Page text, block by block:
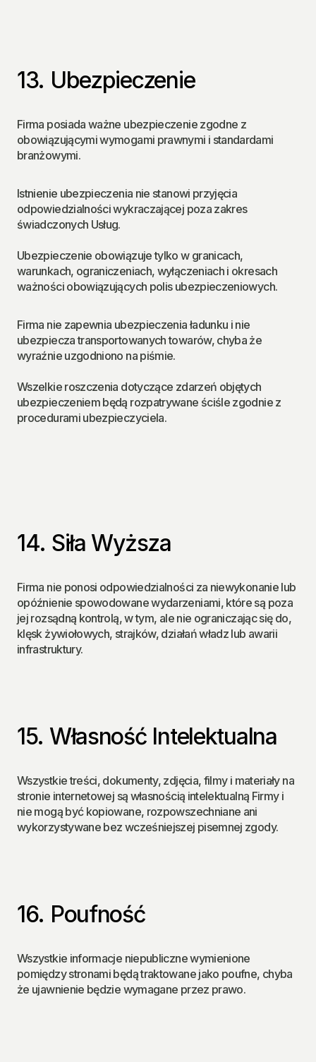
13. Ubezpieczenie
Firma posiada ważne ubezpieczenie zgodne z
obowiązującymi wymogami prawnymi i standardami
branżowymi.
Istnienie ubezpieczenia nie stanowi przyjęcia
odpowiedzialności wykraczającej poza zakres
świadczonych Usług.
Ubezpieczenie obowiązuje tylko w granicach,
warunkach, ograniczeniach, wyłączeniach i okresach
ważności obowiązujących polis ubezpieczeniowych.
Firma nie zapewnia ubezpieczenia ładunku i nie
ubezpiecza transportowanych towarów, chyba że
wyraźnie uzgodniono na piśmie.
Wszelkie roszczenia dotyczące zdarzeń objętych
ubezpieczeniem będą rozpatrywane ściśle zgodnie z
procedurami ubezpieczyciela.
14. Siła Wyższa
Firma nie ponosi odpowiedzialności za niewykonanie lub
opóźnienie spowodowane wydarzeniami, które są poza
jej rozsądną kontrolą, w tym, ale nie ograniczając się do,
klęsk żywiołowych, strajków, działań władz lub awarii
infrastruktury.
15. Własność Intelektualna
Wszystkie treści, dokumenty, zdjęcia, filmy i materiały na
stronie internetowej są własnością intelektualną Firmy i
nie mogą być kopiowane, rozpowszechniane ani
wykorzystywane bez wcześniejszej pisemnej zgody.
16. Poufność
Wszystkie informacje niepubliczne wymienione
pomiędzy stronami będą traktowane jako poufne, chyba
że ujawnienie będzie wymagane przez prawo.